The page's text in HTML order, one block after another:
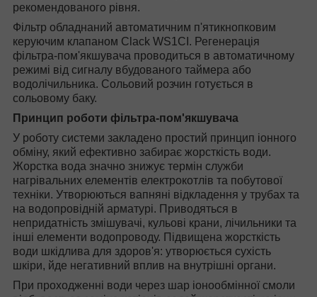
рекомендованого рівня.
Фільтр обладнаний автоматичним п'ятикнопковим
керуючим клапаном Clack WS1CI. Регенерація
фільтра-пом'якшувача проводиться в автоматичному
режимі від сигналу вбудованого таймера або
водолічильника. Сольовий розчин готується в
сольовому баку.
Принцип роботи фільтра-пом'якшувача
У роботу системи закладено простий принцип іонного
обміну, який ефективно забирає жорсткість води.
Жорстка вода значно знижує термін служби
нагрівальних елементів електрокотлів та побутової
техніки. Утворюються вапняні відкладення у трубах та
на водопровідній арматурі. Приводяться в
непридатність змішувачі, кульові крани, лічильники та
інші елементи водопроводу. Підвищена жорсткість
води шкідлива для здоров'я: утворюється сухість
шкіри, йде негативний вплив на внутрішні органи.
При проходженні води через шар іонообмінної смоли